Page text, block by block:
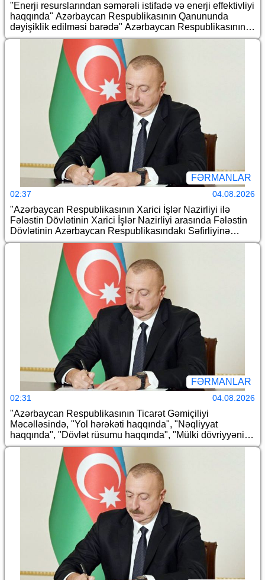
"Enerji resurslarından səmərəli istifadə və enerji effektivliyi
haqqında" Azərbaycan Respublikasının Qanununda
dəyişiklik edilməsi barədə" Azərbaycan Respublikasının
2026-cı il 14 iyul tarixli 466-VIIQD nömrəli Qanununun
tətbiqi və bununla əlaqədar Azərbaycan Respublikası
Prezidentinin bəzi fərmanlarında dəyişiklik edilməsi
FƏRMANLAR
02:37 04.08.2026
"Azərbaycan Respublikasının Xarici İşlər Nazirliyi ilə
Fələstin Dövlətinin Xarici İşlər Nazirliyi arasında Fələstin
Dövlətinin Azərbaycan Respublikasındakı Səfirliyinə
maliyyə yardımının göstərilməsi barədə Protokol"un təsdiq
edilməsi haqqında
FƏRMANLAR
02:31 04.08.2026
"Azərbaycan Respublikasının Ticarət Gəmiçiliyi
Məcəlləsində, "Yol hərəkəti haqqında", "Nəqliyyat
haqqında", "Dövlət rüsumu haqqında", "Mülki dövriyyənin
müəyyən iştirakçılarına mənsub ola bilən və dövriyyədə
olmasına xüsusi icazə əsasında yol verilən (mülki
dövriyyəsi məhdudlaşdırılmış) əşyaların siyahısı
haqqında", "Avtomobil nəqliyyatı haqqında" və "Aviasiya
haqqında" Azərbaycan Respublikasının qanunlarında
dəyişiklik edilməsi barədə" Azərbaycan Respublikasının
2026-cı il 10 iyul tarixli 438-VIIQD nömrəli Qanununun
tətbiqi və bununla əlaqədar Azərbaycan Respublikası
Prezidentinin bəzi fərmanlarında dəyişiklik edilməsi